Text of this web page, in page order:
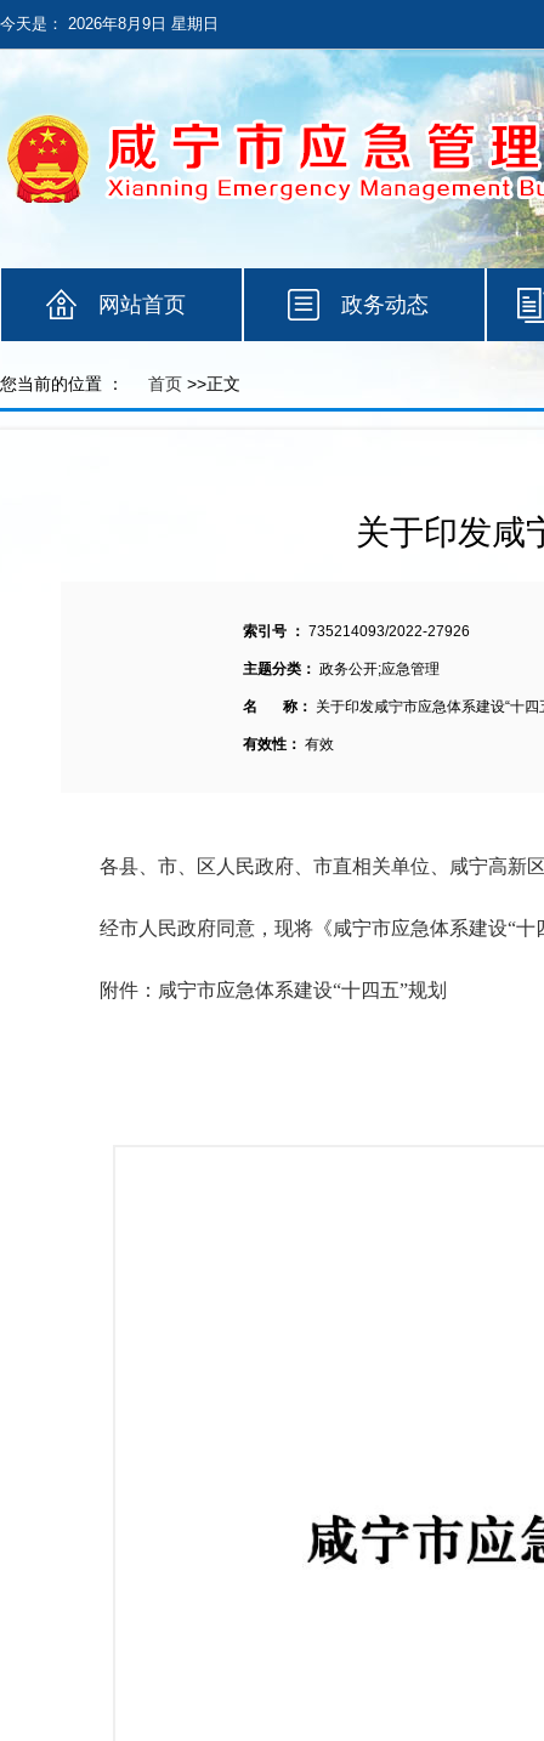
今天是： 2026年8月9日 星期日
网站首页 政务动态
您当前的位置 ： 首页 >>正文
关于印发咸
索引号 ： 735214093/2022-27926
主题分类： 政务公开;应急管理
名 称： 关于印发咸宁市应急体系建设“十四
有效性： 有效
各县、市、区人民政府、市直相关单位、咸宁高新
经市人民政府同意，现将《咸宁市应急体系建设“
附件：咸宁市应急体系建设“十四五”规划